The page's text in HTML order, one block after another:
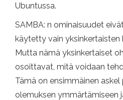
Ubuntussa.
SAMBA: n ominaisuudet
käytetty vain yksinkertaisten
Mutta nämä yksinkertaiset
osoittavat, mitä voidaan
Tämä on ensimmäinen
olemuksen ymmärtämiseen